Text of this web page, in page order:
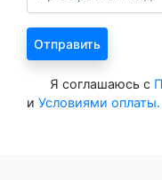
Я соглашаюсь с
и Условиями оплаты.